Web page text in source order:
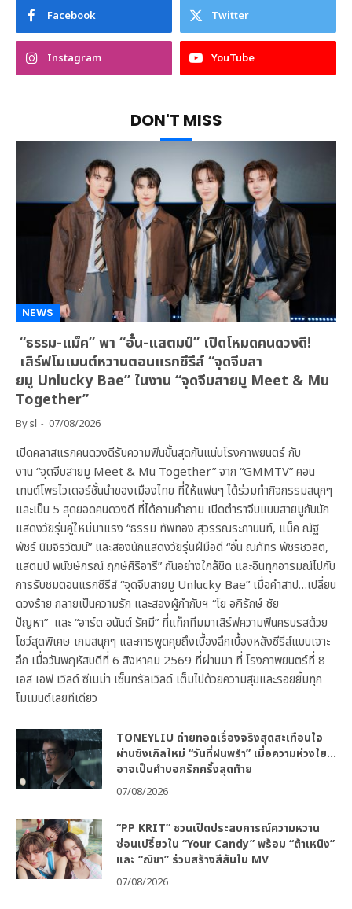
Facebook Twitter
Instagram YouTube
DON'T MISS
NEWS
“ธรรม-แม็ค” พา “อั๋น-แสตมป์” เปิดโหมดคนดวงดี!
เสิร์ฟโมเมนต์หวานตอนแรกซีรีส์ “จุดจีบสา
ยมู Unlucky Bae” ในงาน “จุดจีบสายมู Meet & Mu
Together”
Bysl 07/08/2026
เปิดคลาสแรกคนดวงดีรับความฟินขั้นสุดกันแน่นโรงภาพยนตร์ กับ
งาน “จุดจีบสายมู Meet & Mu Together” จาก “GMMTV” คอน
เทนต์โพรไวเดอร์ชั้นนำของเมืองไทย ที่ให้แฟนๆ ได้ร่วมทำกิจกรรมสนุกๆ
และเป็น 5 สุดยอดคนดวงดี ที่ได้ถามคำถาม เปิดตำราจีบแบบสายมูกับนัก
แสดงวัยรุ่นคู่ใหม่มาแรง “ธรรม ทัพทอง สุวรรณระกานนท์, แม็ค ณัฐ
พัชร์ นิมจิรวัฒน์” และสองนักแสดงวัยรุ่นฝีมือดี “อั๋น ณภัทร พัชรชวลิต,
แสตมป์ พนัชษ์กรณ์ ฤกษ์ศิริอารี” กันอย่างใกล้ชิด และอินทุกอารมณ์ไปกับ
การรับชมตอนแรกซีรีส์ “จุดจีบสายมู Unlucky Bae” เมื่อคำสาป…เปลี่ยน
ดวงร้าย กลายเป็นความรัก และสองผู้กำกับฯ “โย อภิรักษ์ ชัย
ปัญหา” และ “อาร์ต อนันต์ รัศมี” ที่แท็กทีมมาเสิร์ฟความฟินครบรสด้วย
โชว์สุดพิเศษ เกมสนุกๆ และการพูดคุยถึงเบื้องลึกเบื้องหลังซีรีส์แบบเจาะ
ลึก เมื่อวันพฤหัสบดีที่ 6 สิงหาคม 2569 ที่ผ่านมา ที่ โรงภาพยนตร์ที่ 8
เอส เอฟ เวิลด์ ซีเนม่า เซ็นทรัลเวิลด์ เต็มไปด้วยความสุขและรอยยิ้มทุก
โมเมนต์เลยทีเดียว
TONEYLIU ถ่ายทอดเรื่องจริงสุดสะเทือนใจ
ผ่านซิงเกิลใหม่ “วันที่ฝนพรำ” เมื่อความห่วงใย…
อาจเป็นคำบอกรักครั้งสุดท้าย
07/08/2026
“PP KRIT” ชวนเปิดประสบการณ์ความหวาน
ซ่อนเปรี้ยวใน “Your Candy” พร้อม “ต้าเหนิง”
และ “ณิชา” ร่วมสร้างสีสันใน MV
07/08/2026